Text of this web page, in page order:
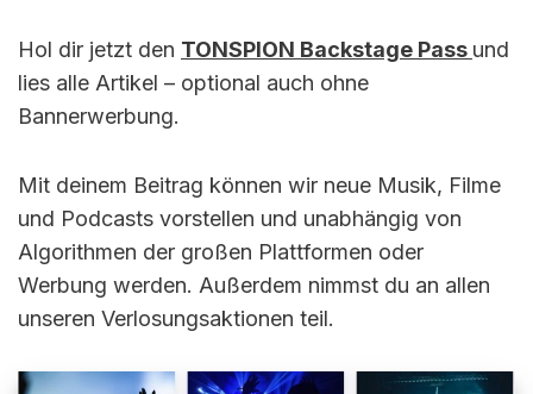
Hol dir jetzt den TONSPION Backstage Pass und
lies alle Artikel – optional auch ohne
Bannerwerbung.
Mit deinem Beitrag können wir neue Musik, Filme
und Podcasts vorstellen und unabhängig von
Algorithmen der großen Plattformen oder
Werbung werden. Außerdem nimmst du an allen
unseren Verlosungsaktionen teil.